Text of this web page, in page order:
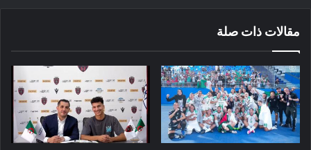
مقالات ذات صلة